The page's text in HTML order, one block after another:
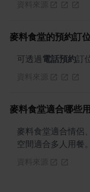
麥料食堂的預約訂
可透過電話預約訂
麥料食堂適合哪些
麥料食堂適合情侶、
空間適合多人用餐。